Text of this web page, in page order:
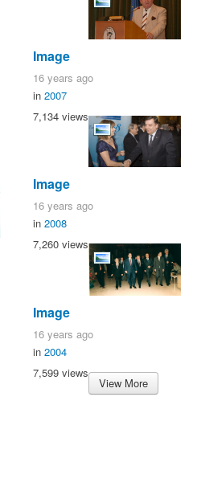
Image
16 years ago
in 2007
7,134 views
Image
16 years ago
in 2008
7,260 views
Image
16 years ago
in 2004
7,599 views
View More